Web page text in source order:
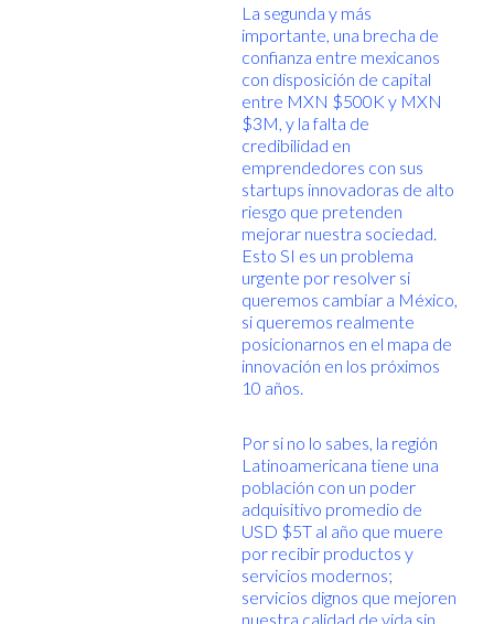
La segunda y más
importante, una brecha de
confianza entre mexicanos
con disposición de capital
entre MXN $500K y MXN
$3M, y la falta de
credibilidad en
emprendedores con sus
startups innovadoras de alto
riesgo que pretenden
mejorar nuestra sociedad.
Esto SI es un problema
urgente por resolver si
queremos cambiar a México,
si queremos realmente
posicionarnos en el mapa de
innovación en los próximos
10 años.
Por si no lo sabes, la región
Latinoamericana tiene una
población con un poder
adquisitivo promedio de
USD $5T al año que muere
por recibir productos y
servicios modernos;
servicios dignos que mejoren
nuestra calidad de vida sin